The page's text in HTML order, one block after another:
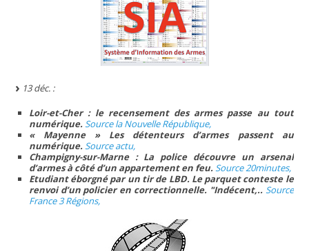
13 déc. :
Loir-et-Cher : le recensement des armes passe au tout
numérique.Source la Nouvelle République,
« Mayenne » Les détenteurs d’armes passent au
numérique.Source actu,
Champigny-sur-Marne : La police découvre un arsenal
d’armes à côté d’un appartement en feu.Source 20minutes,
Etudiant éborgné par un tir de LBD. Le parquet conteste le
renvoi d’un policier en correctionnelle. "Indécent,.. Source
France 3 Régions,